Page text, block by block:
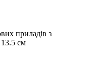
приладів з
13.5 см